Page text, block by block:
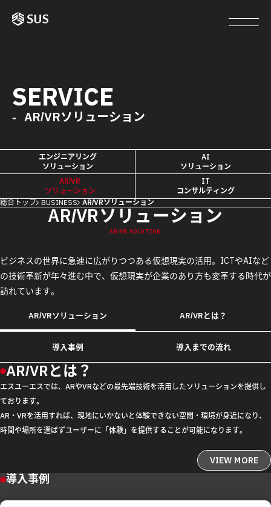
SERVICE
AR/VRソリューション
エンジニアリング
ソリューション
AI
ソリューション
AR/VR
ソリューション
IT
コンサルティング
総合トップ BUSINESS AR/VRソリューション
AR/VRソリューション
AR/VR SOLUTION
ビジネスの世界に急速に広がりつつある仮想現実の活用。ICTやAIなど
の技術革新が年々進む中で、仮想現実が企業のあり方も変革する時代が
訪れています。
AR/VRソリューション AR/VRとは？
導入事例 導入までの流れ
AR/VRとは？
エスユーエスでは、ARやVRなどの最先端技術を活用したソリューションを提供し
ております。
AR・VRを活用すれば、現地にいかないと体験できない空間・環境が身近になり、
時間や場所を選ばずユーザーに「体験」を提供することが可能になります。
VIEW MORE
導入事例